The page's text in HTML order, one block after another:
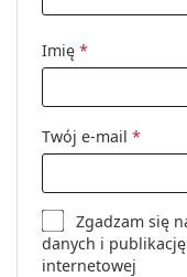
Imię *
Twój e-mail *
Zgadzam się
danych i
internetowej